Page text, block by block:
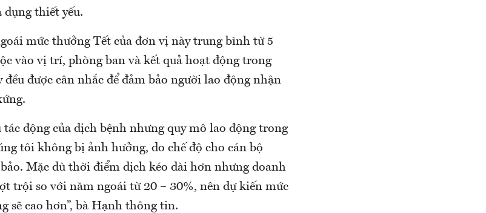
dụng thiết yếu.
mức thưởng Tết của đơn vị này trung bình từ 5
vào vị trí, phòng ban và kết quả hoạt động trong
đều được cân nhắc để đảm bảo người lao động nhận
tác động của dịch bệnh nhưng quy mô lao động trong
tôi không bị ảnh hưởng, do chế độ cho cán bộ
Mặc dù thời điểm dịch kéo dài hơn nhưng doanh
trội so với năm ngoái từ 20 – 30%, nên dự kiến mức
sẽ cao hơn”, bà Hạnh thông tin.